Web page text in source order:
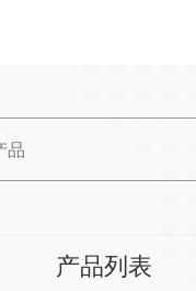
产品列表